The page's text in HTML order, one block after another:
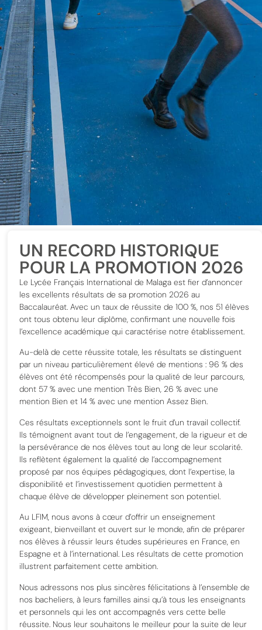
UN RECORD HISTORIQUE
POUR LA PROMOTION 2026
Le Lycée Français International de Malaga est fier d’annoncer
les excellents résultats de sa promotion 2026 au
Baccalauréat. Avec un taux de réussite de 100 %, nos 51 élèves
ont tous obtenu leur diplôme, confirmant une nouvelle fois
l’excellence académique qui caractérise notre établissement.
Au-delà de cette réussite totale, les résultats se distinguent
par un niveau particulièrement élevé de mentions : 96 % des
élèves ont été récompensés pour la qualité de leur parcours,
dont 57 % avec une mention Très Bien, 26 % avec une
mention Bien et 14 % avec une mention Assez Bien.
Ces résultats exceptionnels sont le fruit d’un travail collectif.
Ils témoignent avant tout de l’engagement, de la rigueur et de
la persévérance de nos élèves tout au long de leur scolarité.
Ils reflètent également la qualité de l’accompagnement
proposé par nos équipes pédagogiques, dont l’expertise, la
disponibilité et l’investissement quotidien permettent à
chaque élève de développer pleinement son potentiel.
Au LFIM, nous avons à cœur d’offrir un enseignement
exigeant, bienveillant et ouvert sur le monde, afin de préparer
nos élèves à réussir leurs études supérieures en France, en
Espagne et à l’international. Les résultats de cette promotion
illustrent parfaitement cette ambition.
Nous adressons nos plus sincères félicitations à l’ensemble de
nos bacheliers, à leurs familles ainsi qu’à tous les enseignants
et personnels qui les ont accompagnés vers cette belle
réussite. Nous leur souhaitons le meilleur pour la suite de leur